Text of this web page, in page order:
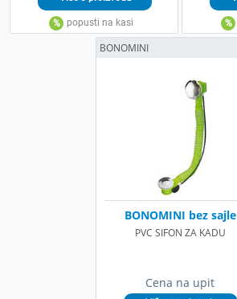
Cena na upit
BONOMINI bez sajle
PVC SIFON ZA KADU
BONOMINI